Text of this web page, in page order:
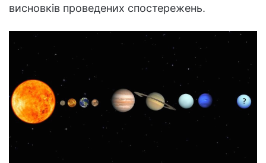
висновків проведених спостережень.